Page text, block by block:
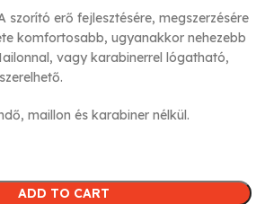
szorító erő fejlesztésére, megszerzésére
komfortosabb, ugyanakkor nehezebb
vagy karabinerrel lógatható,
maillon és karabiner nélkül.
ADD TO CART